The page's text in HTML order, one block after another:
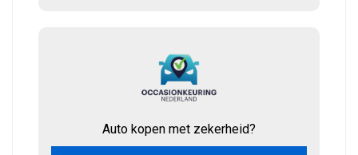
Auto kopen met zekerheid?